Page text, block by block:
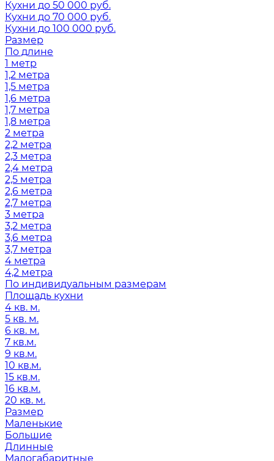
Кухни до 50 000 руб.
Кухни до 70 000 руб.
Кухни до 100 000 руб.
Размер
По длине
1 метр
1,2 метра
1,5 метра
1,6 метра
1,7 метра
1,8 метра
2 метра
2,2 метра
2,3 метра
2,4 метра
2,5 метра
2,6 метра
2,7 метра
3 метра
3,2 метра
3,6 метра
3,7 метра
4 метра
4,2 метра
По индивидуальным размерам
Площадь кухни
4 кв. м.
5 кв. м.
6 кв. м.
7 кв.м.
9 кв.м.
10 кв.м.
15 кв.м.
16 кв.м.
20 кв. м.
Размер
Маленькие
Большие
Длинные
Малогабаритные